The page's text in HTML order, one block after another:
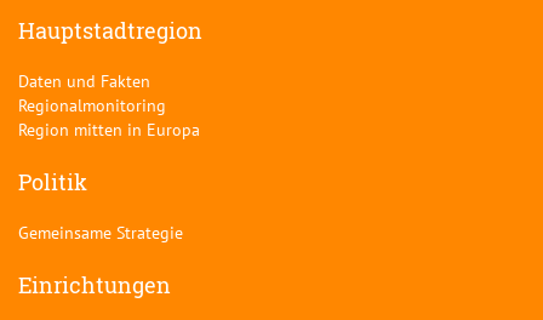
Hauptstadtregion
Daten und Fakten
Regionalmonitoring
Region mitten in Europa
Politik
Gemeinsame Strategie
Einrichtungen